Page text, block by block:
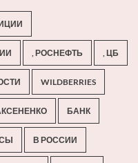
, РОСНЕФТЬ , ЦБ
WILDBERRIES
БАНК
В РОССИИ